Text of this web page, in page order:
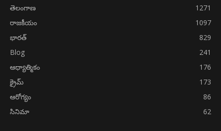
తెలంగాణ
1271
రాజకీయం
1097
భారత్
829
Blog
241
ఆధ్యాత్మికం
176
క్రైమ్
173
ఆరోగ్యం
86
సినిమా
62